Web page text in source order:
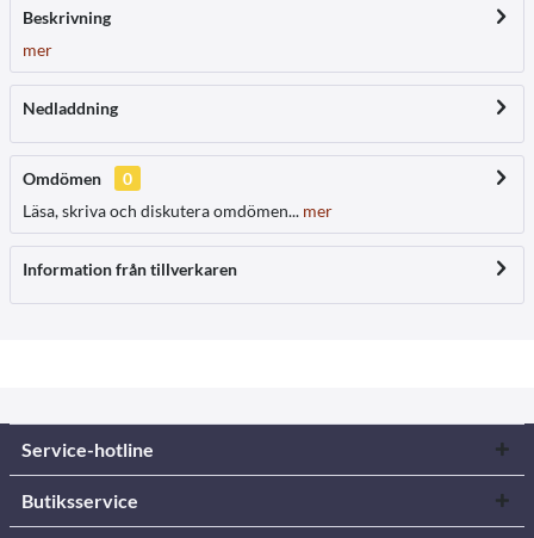
Beskrivning
mer
Nedladdning
Omdömen
0
Läsa, skriva och diskutera omdömen... mer
Information från tillverkaren
Service-hotline
Butiksservice